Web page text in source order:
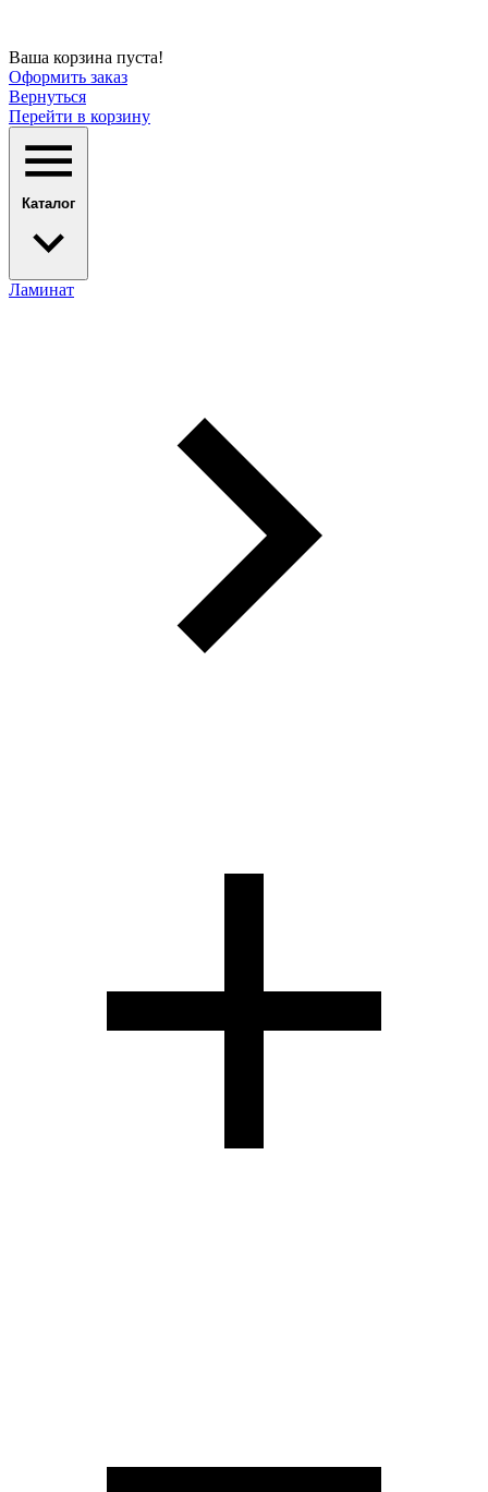
Ваша корзина пуста!
Оформить заказ
Вернуться
Перейти в корзину
Каталог
Ламинат